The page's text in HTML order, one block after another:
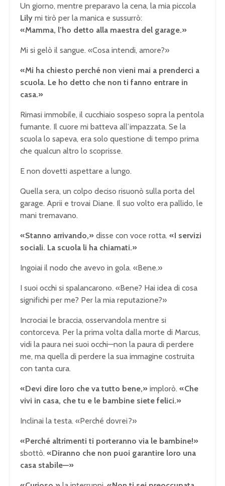
Un giorno, mentre preparavo la cena, la mia piccola
Lily mi tirò per la manica e sussurrò:
«Mamma, l’ho detto alla maestra del garage.»
Mi si gelò il sangue. «Cosa intendi, amore?»
«Mi ha chiesto perché non vieni mai a prenderci a
scuola. Le ho detto che non ti fanno entrare in
casa.»
Rimasi immobile, il cucchiaio sospeso sopra la pentola
fumante. Il cuore mi batteva all’impazzata. Se la
scuola lo sapeva, era solo questione di tempo prima
che qualcun altro lo scoprisse.
E non dovetti aspettare a lungo.
Quella sera, un colpo deciso risuonò sulla porta del
garage. Aprii e trovai Diane. Il suo volto era pallido, le
mani tremavano.
«Stanno arrivando,» disse con voce rotta. «I servizi
sociali. La scuola li ha chiamati.»
Ingoiai il nodo che avevo in gola. «Bene.»
I suoi occhi si spalancarono. «Bene? Hai idea di cosa
significhi per me? Per la mia reputazione?»
Incrociai le braccia, osservandola mentre si
contorceva. Per la prima volta dalla morte di Marcus,
vidi la paura nei suoi occhi—non la paura di perdere
me, ma quella di perdere la sua immagine costruita
con tanta cura.
«Devi dire loro che va tutto bene,» implorò. «Che
vivi in casa, che tu e le bambine siete felici.»
Inclinai la testa. «Perché dovrei?»
«Perché altrimenti ti porteranno via le bambine!»
sbottò. «Diranno che non puoi garantire loro una
casa stabile—»